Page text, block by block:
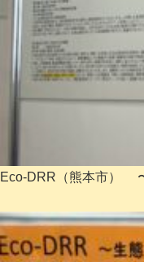
Eco-DRR（熊本市）